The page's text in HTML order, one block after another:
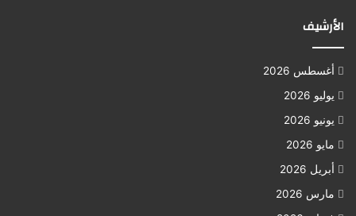
الأرشيف
أغسطس 2026
يوليو 2026
يونيو 2026
مايو 2026
أبريل 2026
مارس 2026